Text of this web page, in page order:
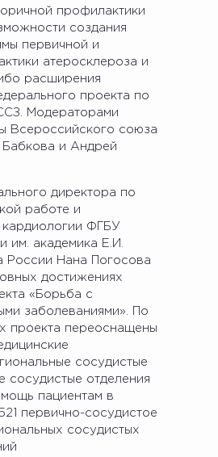
профилактики
создания
первичной и
атеросклероза и
расширения
проекта по
Модераторами
Всероссийского союза
Бабкова и Андрей
директора по
работе и
ФГБУ
им. академика Е.И.
России Нана Погосова
достижениях
«Борьба с
заболеваниями». По
проекта переоснащены
сосудистые
сосудистые отделения
пациентам в
первично-сосудистое
сосудистых